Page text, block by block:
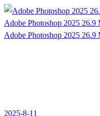
Adobe Photoshop 2025
Adobe Photoshop 2025
2025-8-11